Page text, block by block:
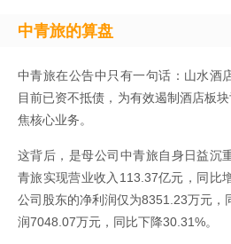
中青旅的算盘
中青旅在公告中只有一句话：山水酒
目前已资不抵债，为有效遏制酒店板
焦核心业务。
这背后，是母公司中青旅自身日益沉
青旅实现营业收入113.37亿元，同比
公司股东的净利润仅为8351.23万元，
润7048.07万元，同比下降30.31%。